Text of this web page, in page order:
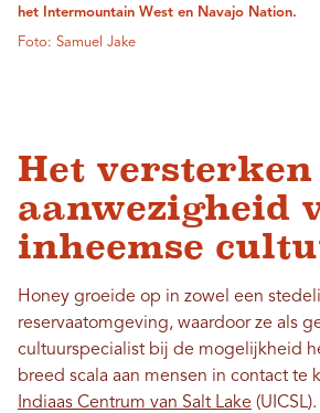
het Intermountain West en Navajo Nation.
Foto: Samuel Jake
Het versterken
aanwezigheid
inheemse
Honey groeide op in zowel een
reservaatomgeving, waardoor ze als
cultuurspecialist bij de mogelijkheid
breed scala aan mensen in contact te
Indiaas Centrum van Salt Lake